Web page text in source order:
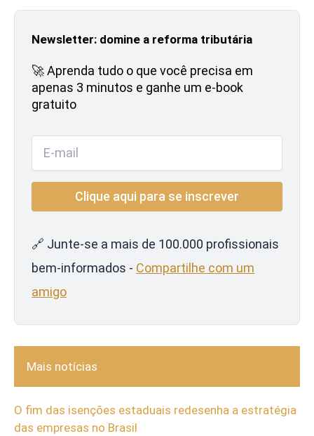
Newsletter: domine a reforma tributária
🚀 Aprenda tudo o que você precisa em
apenas 3 minutos e ganhe um e-book
gratuito
🔗 Junte-se a mais de 100.000 profissionais
bem-informados - Compartilhe com um
amigo
Mais notícias
O fim das isenções estaduais redesenha a estratégia
das empresas no Brasil